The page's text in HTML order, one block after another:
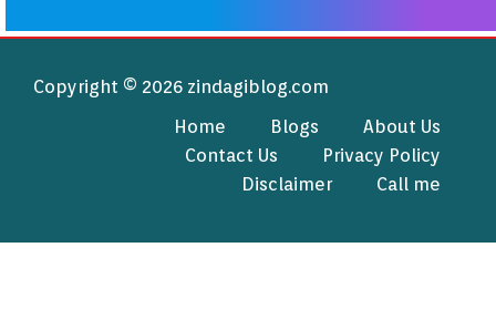
Copyright © 2026 zindagiblog.com
Home
Blogs
About Us
Contact Us
Privacy Policy
Disclaimer
Call me